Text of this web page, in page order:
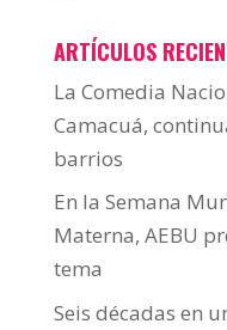
ARTÍCULOS
La Comedia
Camacuá,
barrios
En la Semana
Materna, AEBU
tema
Seis décadas en